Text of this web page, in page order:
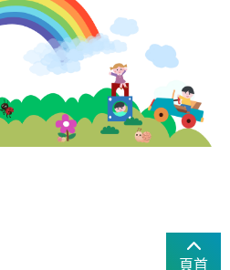
頁首